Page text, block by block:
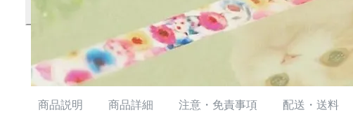
商品説明 商品詳細 注意・免責事項 配送・送料